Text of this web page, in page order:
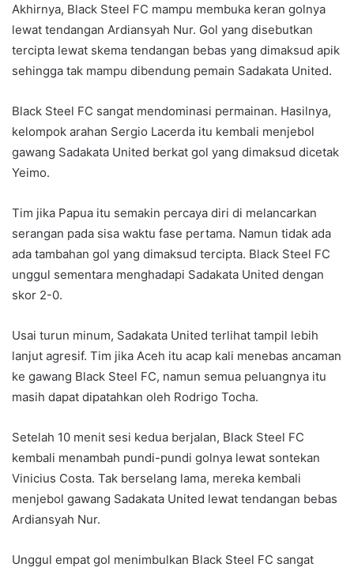
Akhirnya, Black Steel FC mampu membuka keran golnya
lewat tendangan Ardiansyah Nur. Gol yang disebutkan
tercipta lewat skema tendangan bebas yang dimaksud apik
sehingga tak mampu dibendung pemain Sadakata United.
Black Steel FC sangat mendominasi permainan. Hasilnya,
kelompok arahan Sergio Lacerda itu kembali menjebol
gawang Sadakata United berkat gol yang dimaksud dicetak
Yeimo.
Tim jika Papua itu semakin percaya diri di melancarkan
serangan pada sisa waktu fase pertama. Namun tidak ada
ada tambahan gol yang dimaksud tercipta. Black Steel FC
unggul sementara menghadapi Sadakata United dengan
skor 2-0.
Usai turun minum, Sadakata United terlihat tampil lebih
lanjut agresif. Tim jika Aceh itu acap kali menebas ancaman
ke gawang Black Steel FC, namun semua peluangnya itu
masih dapat dipatahkan oleh Rodrigo Tocha.
Setelah 10 menit sesi kedua berjalan, Black Steel FC
kembali menambah pundi-pundi golnya lewat sontekan
Vinicius Costa. Tak berselang lama, mereka kembali
menjebol gawang Sadakata United lewat tendangan bebas
Ardiansyah Nur.
Unggul empat gol menimbulkan Black Steel FC sangat